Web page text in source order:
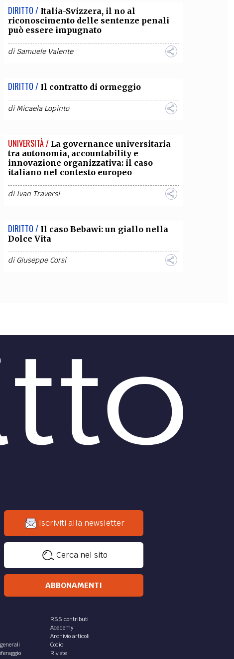
DIRITTO / Italia-Svizzera, il no al
riconoscimento delle sentenze penali
può essere impugnato
diSamuele Valente
DIRITTO / Il contratto di ormeggio
diMicaela Lopinto
UNIVERSITÀ / La governance universitaria
tra autonomia, accountability e
innovazione organizzativa: il caso
italiano nel contesto europeo
di Ivan Traversi
DIRITTO / Il caso Bebawi: un giallo nella
Dolce Vita
diGiuseppe Corsi
Iscriviti alla newsletter
Cerca nel sito
ABBONAMENTI
RSS contributi
Academy
Archivio articoli
Codici
Riviste